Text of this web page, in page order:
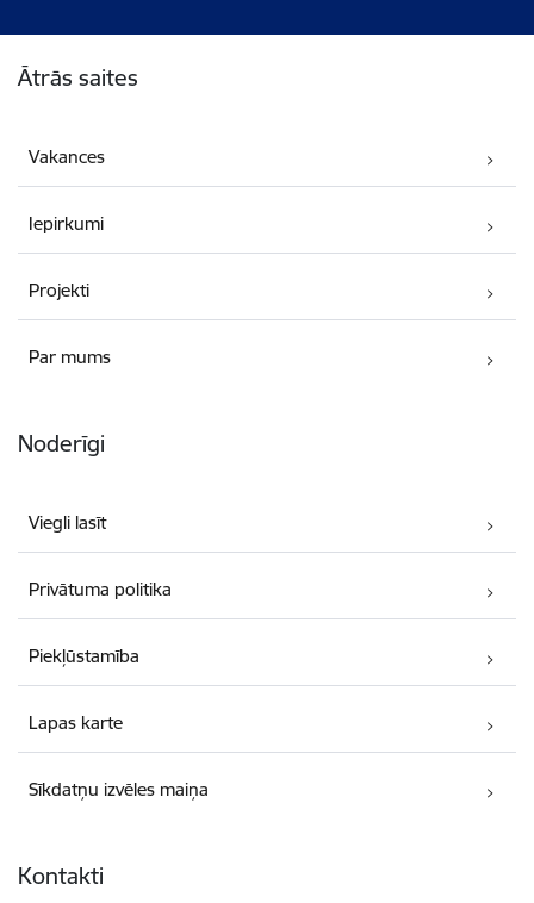
Ātrās saites
Vakances
Iepirkumi
Projekti
Par mums
Noderīgi
Viegli lasīt
Privātuma politika
Piekļūstamība
Lapas karte
Sīkdatņu izvēles maiņa
Kontakti